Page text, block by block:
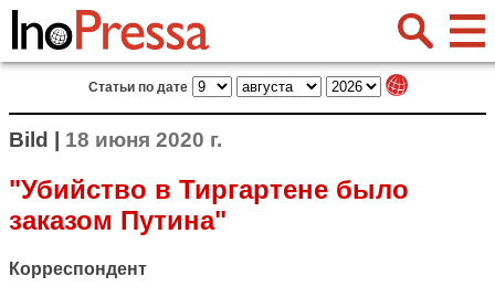
Статьи по дате
Bild | 18 июня 2020 г.
"Убийство в Тиргартене было
заказом Путина"
Корреспондент